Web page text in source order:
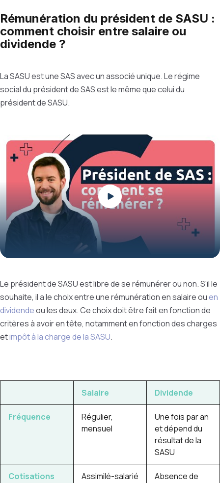
Rémunération du président de SASU :
comment choisir entre salaire ou
dividende ?
La SASU est une SAS avec un associé unique. Le régime
social du président de SAS est le même que celui du
président de SASU.
Play
Le président de SASU est libre de se rémunérer ou non. S'il le
souhaite, il a le choix entre une rémunération en salaire ouen
dividendeou les deux. Ce choix doit être fait en fonction de
critères à avoir en tête, notamment en fonction des charges
etimpôt à la charge de la SASU.
Salaire Dividende
Fréquence
Régulier,
mensuel
Une fois par an
et dépend du
résultat de la
SASU
Cotisations
Assimilé-salarié
Absence de